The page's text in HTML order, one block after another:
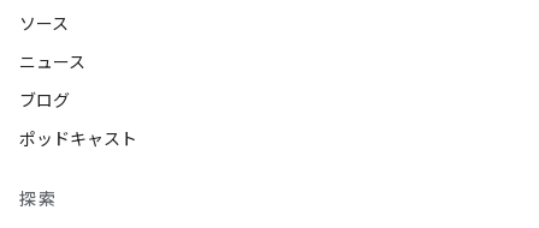
ソース
ニュース
ブログ
ポッドキャスト
探索